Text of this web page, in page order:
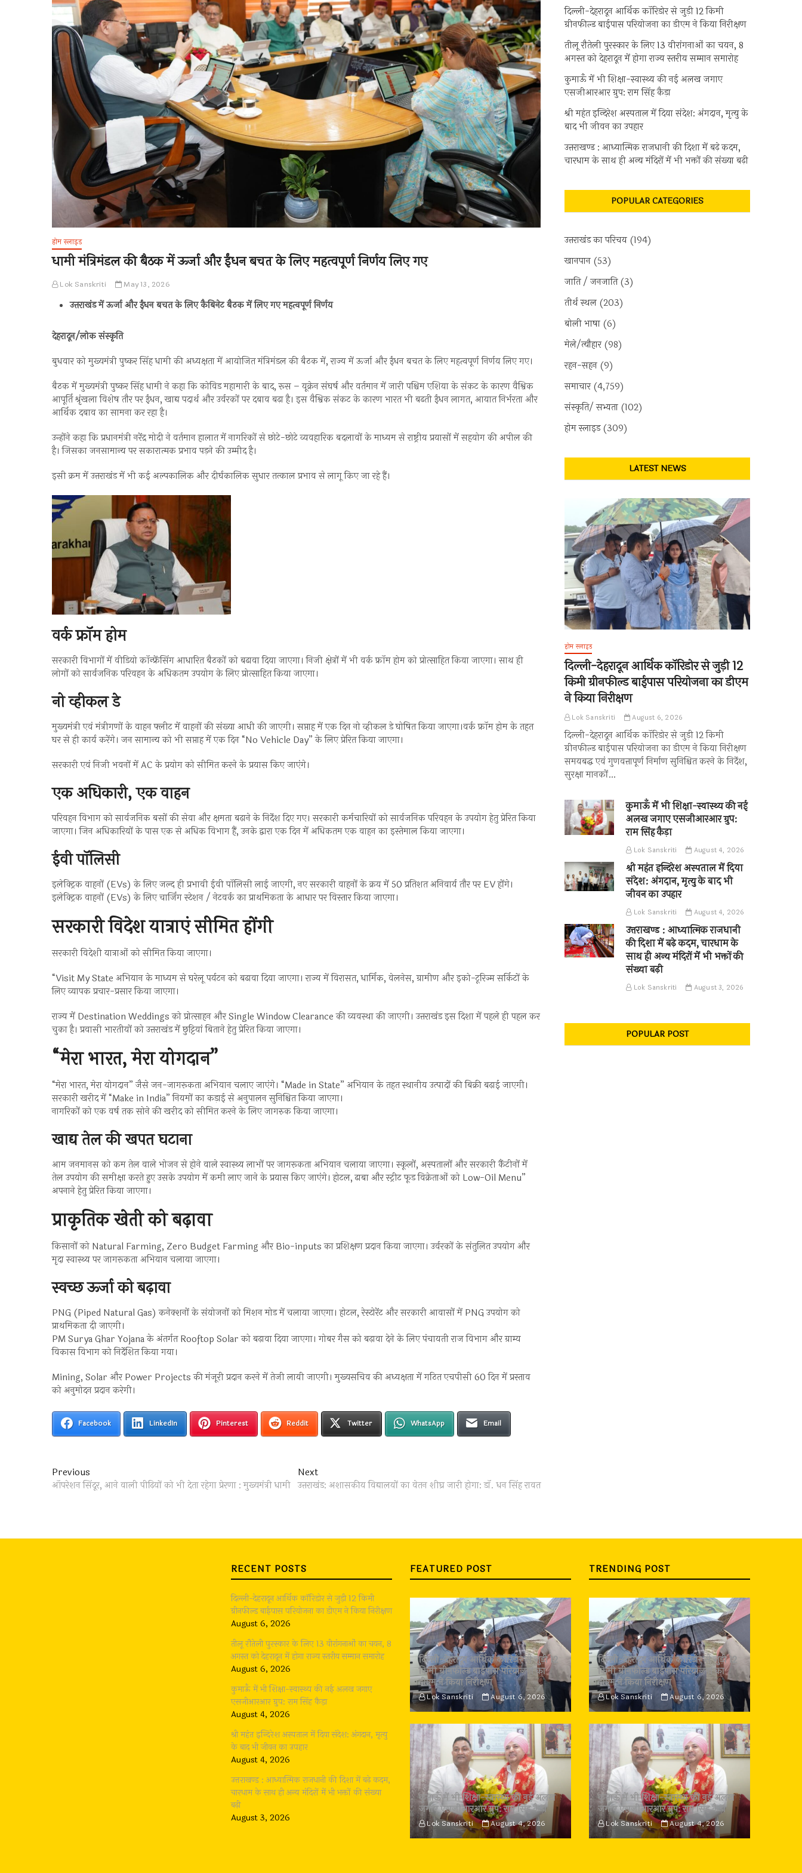
होम स्लाइड
धामी मंत्रिमंडल की बैठक में ऊर्जा और ईंधन बचत के लिए महत्वपूर्ण निर्णय लिए गए
Lok Sanskriti May 13, 2026
उत्तराखंड में ऊर्जा और ईंधन बचत के लिए कैबिनेट बैठक में लिए गए महत्वपूर्ण निर्णय
देहरादून/लोक संस्कृति
बुधवार को मुख्यमंत्री पुष्कर सिंह धामी की अध्यक्षता में आयोजित मंत्रिमंडल की बैठक में, राज्य में ऊर्जा और ईंधन बचत के लिए महत्वपूर्ण निर्णय लिए गए।
बैठक में मुख्यमंत्री पुष्कर सिंह धामी ने कहा कि कोविड महामारी के बाद, रूस – यूक्रेन संघर्ष और वर्तमान में जारी पश्चिम एशिया के संकट के कारण वैश्विक
आपूर्ति श्रृंखला विशेष तौर पर ईंधन, खाद्य पदार्थ और उर्वरकों पर दबाव बढ़ा है। इस वैश्विक संकट के कारण भारत भी बढती ईंधन लागत, आयात निर्भरता और
आर्थिक दबाव का सामना कर रहा है।
उन्होंने कहा कि प्रधानमंत्री नरेंद्र मोदी ने वर्तमान हालात में नागरिकों से छोटे-छोटे व्यवहारिक बदलावों के माध्यम से राष्ट्रीय प्रयासों में सहयोग की अपील की
है। जिसका जनसामान्य पर सकारात्मक प्रभाव पड़ने की उम्मीद है।
इसी क्रम में उत्तराखंड में भी कई अल्पकालिक और दीर्घकालिक सुधार तत्काल प्रभाव से लागू किए जा रहे हैं।
वर्क फ्रॉम होम
सरकारी विभागों में वीडियो कॉन्फ्रेंसिंग आधारित बैठकों को बढावा दिया जाएगा। निजी क्षेत्रों में भी वर्क फ्रॉम होम को प्रोत्साहित किया जाएगा। साथ ही
लोगों को सार्वजनिक परिवहन के अधिकतम उपयोग के लिए प्रोत्साहित किया जाएगा।
नो व्हीकल डे
मुख्यमंत्री एवं मंत्रीगणों के वाहन फ्लीट में वाहनों की संख्या आधी की जाएगी। सप्ताह में एक दिन नो व्हीकल डे घोषित किया जाएगा।वर्क फ्रॉम होम के तहत
घर से ही कार्य करेंगे। जन सामान्य को भी सप्ताह में एक दिन “No Vehicle Day” के लिए प्रेरित किया जाएगा।
सरकारी एवं निजी भवनों में AC के प्रयोग को सीमित करने के प्रयास किए जाएंगे।
एक अधिकारी, एक वाहन
परिवहन विभाग को सार्वजनिक बसों की सेवा और क्षमता बढ़ाने के निर्देश दिए गए। सरकारी कर्मचारियों को सार्वजनिक परिवहन के उपयोग हेतु प्रेरित किया
जाएगा। जिन अधिकारियों के पास एक से अधिक विभाग हैं, उनके द्वारा एक दिन में अधिकतम एक वाहन का इस्तेमाल किया जाएगा।
ईवी पॉलिसी
इलेक्ट्रिक वाहनों (EVs) के लिए जल्द ही प्रभावी ईवी पॉलिसी लाई जाएगी, नए सरकारी वाहनों के क्रय में 50 प्रतिशत अनिवार्य तौर पर EV होंगे।
इलेक्ट्रिक वाहनों (EVs) के लिए चार्जिंग स्टेशन / नेटवर्क का प्राथमिकता के आधार पर विस्तार किया जाएगा।
सरकारी विदेश यात्राएं सीमित होंगी
सरकारी विदेशी यात्राओं को सीमित किया जाएगा।
“Visit My State अभियान के माध्यम से घरेलू पर्यटन को बढावा दिया जाएगा। राज्य में विरासत, धार्मिक, वेलनेस, ग्रामीण और इको-टूरिज्म सर्किटों के
लिए व्यापक प्रचार-प्रसार किया जाएगा।
राज्य में Destination Weddings को प्रोत्साहन और Single Window Clearance की व्यवस्था की जाएगी। उत्तराखंड इस दिशा में पहले ही पहल कर
चुका है। प्रवासी भारतीयों को उत्तराखंड में छुट्टियां बिताने हेतु प्रेरित किया जाएगा।
“मेरा भारत, मेरा योगदान”
“मेरा भारत, मेरा योगदान” जैसे जन-जागरूकता अभियान चलाए जाएंगे। “Made in State” अभियान के तहत स्थानीय उत्पादों की बिक्री बढ़ाई जाएगी।
सरकारी खरीद में “Make in India” नियमों का कड़ाई से अनुपालन सुनिश्चित किया जाएगा।
नागरिकों को एक वर्ष तक सोने की खरीद को सीमित करने के लिए जागरुक किया जाएगा।
खाद्य तेल की खपत घटाना
आम जनमानस को कम तेल वाले भोजन से होने वाले स्वास्थ्य लाभों पर जागरूकता अभियान चलाया जाएगा। स्कूलों, अस्पतालों और सरकारी कैंटीनों में
तेल उपयोग की समीक्षा करते हुए उसके उपयोग में कमी लाए जाने के प्रयास किए जाएंगे। होटल, ढाबा और स्ट्रीट फूड विक्रेताओं को Low-Oil Menu”
अपनाने हेतु प्रेरित किया जाएगा।
प्राकृतिक खेती को बढ़ावा
किसानों को Natural Farming, Zero Budget Farming और Bio-inputs का प्रशिक्षण प्रदान किया जाएगा। उर्वरकों के संतुलित उपयोग और
मृदा स्वास्थ्य पर जागरूकता अभियान चलाया जाएगा।
स्वच्छ ऊर्जा को बढ़ावा
PNG (Piped Natural Gas) कनेक्शनों के संयोजनों को मिशन मोड में चलाया जाएगा। होटल, रेस्टोरेंट और सरकारी आवासों में PNG उपयोग को
प्राथमिकता दी जाएगी।
PM Surya Ghar Yojana के अंतर्गत Rooftop Solar को बढ़ावा दिया जाएगा। गोबर गैस को बढ़ावा देने के लिए पंचायती राज विभाग और ग्राम्य
विकास विभाग को निर्देशित किया गया।
Mining, Solar और Power Projects की मंजूरी प्रदान करने में तेजी लायी जाएगी। मुख्यसचिव की अध्यक्षता में गठित एचपीसी 60 दिन में प्रस्ताव
को अनुमोदन प्रदान करेगी।
Facebook LinkedIn Pinterest Reddit Twitter WhatsApp Email
Post
navigation
Previous
post:
ऑपरेशन सिंदूर, आने वाली पीढ़ियों को भी देता रहेगा प्रेरणा : मुख्यमंत्री धामी
NextNext
post:
उत्तराखंड: अशासकीय विद्यालयों का वेतन शीघ्र जारी होगा: डाॅ. धन सिंह रावत
दिल्ली-देहरादून आर्थिक कॉरिडोर से जुड़ी 12 किमी
ग्रीनफील्ड बाईपास परियोजना का डीएम ने किया निरीक्षण
तीलू रौतेली पुरस्कार के लिए 13 वीरांगनाओं का चयन, 8
अगस्त को देहरादून में होगा राज्य स्तरीय सम्मान समारोह
कुमाऊँ में भी शिक्षा-स्वास्थ्य की नई अलख जगाए
एसजीआरआर ग्रुप: राम सिंह कैड़ा
श्री महंत इन्दिरेश अस्पताल में दिया संदेश: अंगदान, मृत्यु के
बाद भी जीवन का उपहार
उत्तराखण्ड : आध्यात्मिक राजधानी की दिशा में बढ़े कदम,
चारधाम के साथ ही अन्य मंदिरों में भी भक्तों की संख्या बढ़ी
POPULAR CATEGORIES
उत्तराखंड का परिचय (194)
खानपान (53)
जाति / जनजाति(3)
तीर्थ स्थल (203)
बोली भाषा (6)
मेले/त्यौहार(98)
रहन-सहन (9)
समाचार(4,759)
संस्कृति/ सभ्यता (102)
होम स्लाइड(309)
LATEST NEWS
होम स्लाइड
दिल्ली-देहरादून आर्थिक कॉरिडोर से जुड़ी 12
किमी ग्रीनफील्ड बाईपास परियोजना का डीएम
ने किया निरीक्षण
Lok Sanskriti August 6, 2026
दिल्ली-देहरादून आर्थिक कॉरिडोर से जुड़ी 12 किमी
ग्रीनफील्ड बाईपास परियोजना का डीएम ने किया निरीक्षण
समयबद्ध एवं गुणवत्तापूर्ण निर्माण सुनिश्चित करने के निर्देश,
सुरक्षा मानकों…
कुमाऊँ में भी शिक्षा-स्वास्थ्य की नई
अलख जगाए एसजीआरआर ग्रुप:
राम सिंह कैड़ा
Lok Sanskriti August 4, 2026
श्री महंत इन्दिरेश अस्पताल में दिया
संदेश: अंगदान, मृत्यु के बाद भी
जीवन का उपहार
Lok Sanskriti August 4, 2026
उत्तराखण्ड : आध्यात्मिक राजधानी
की दिशा में बढ़े कदम, चारधाम के
साथ ही अन्य मंदिरों में भी भक्तों की
संख्या बढ़ी
Lok Sanskriti August 3, 2026
POPULAR POST
RECENT POSTS
दिल्ली-देहरादून आर्थिक कॉरिडोर से जुड़ी 12 किमी
ग्रीनफील्ड बाईपास परियोजना का डीएम ने किया निरीक्षण
August 6, 2026
तीलू रौतेली पुरस्कार के लिए 13 वीरांगनाओं का चयन, 8
अगस्त को देहरादून में होगा राज्य स्तरीय सम्मान समारोह
August 6, 2026
कुमाऊँ में भी शिक्षा-स्वास्थ्य की नई अलख जगाए
एसजीआरआर ग्रुप: राम सिंह कैड़ा
August 4, 2026
श्री महंत इन्दिरेश अस्पताल में दिया संदेश: अंगदान, मृत्यु
के बाद भी जीवन का उपहार
August 4, 2026
उत्तराखण्ड : आध्यात्मिक राजधानी की दिशा में बढ़े कदम,
चारधाम के साथ ही अन्य मंदिरों में भी भक्तों की संख्या
बढ़ी
August 3, 2026
FEATURED POST
दिल्ली-देहरादून आर्थिक कॉरिडोर से जुड़ी 12
किमी ग्रीनफील्ड बाईपास परियोजना का
डीएम ने किया निरीक्षण
Lok Sanskriti August 6, 2026
कुमाऊँ में भी शिक्षा-स्वास्थ्य की नई अलख
जगाए एसजीआरआर ग्रुप: राम सिंह कैड़ा
Lok Sanskriti August 4, 2026
TRENDING POST
दिल्ली-देहरादून आर्थिक कॉरिडोर से जुड़ी 12
किमी ग्रीनफील्ड बाईपास परियोजना का
डीएम ने किया निरीक्षण
Lok Sanskriti August 6, 2026
कुमाऊँ में भी शिक्षा-स्वास्थ्य की नई अलख
जगाए एसजीआरआर ग्रुप: राम सिंह कैड़ा
Lok Sanskriti August 4, 2026